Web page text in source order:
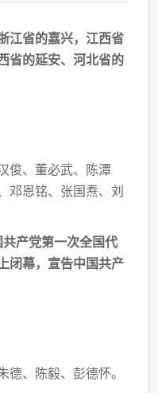
江省的嘉兴，江西省
省的延安、河北省的
俊、董必武、陈潭
邓恩铭、 张国焘、刘
共产党第一次全国代
闭幕， 宣告中国共产
德、陈毅、彭德怀。